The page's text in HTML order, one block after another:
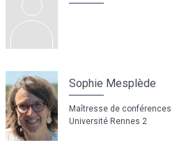
Sophie Mesplède
Maîtresse de conférences
Université Rennes 2